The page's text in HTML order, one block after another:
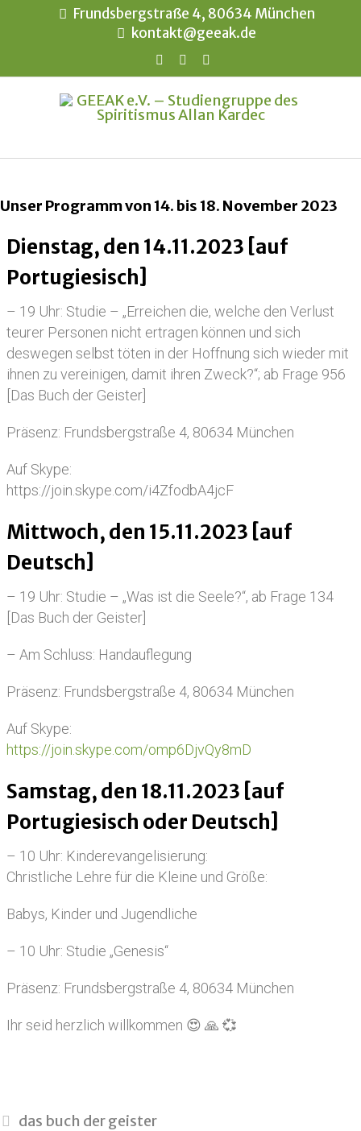
Frundsbergstraße 4, 80634 München
kontakt@geeak.de
Unser Programm von 14. bis 18. November 2023
Dienstag, den 14.11.2023 [auf
Portugiesisch]
– 19 Uhr: Studie – „Erreichen die, welche den Verlust
teurer Personen nicht ertragen können und sich
deswegen selbst töten in der Hoffnung sich wieder mit
ihnen zu vereinigen, damit ihren Zweck?“; ab Frage 956
[Das Buch der Geister]
Präsenz: Frundsbergstraße 4, 80634 München
Auf Skype:
https://join.skype.com/i4ZfodbA4jcF
Mittwoch, den 15.11.2023 [auf
Deutsch]
– 19 Uhr: Studie – „Was ist die Seele?“, ab Frage 134
[Das Buch der Geister]
– Am Schluss: Handauflegung
Präsenz: Frundsbergstraße 4, 80634 München
Auf Skype:
https://join.skype.com/omp6DjvQy8mD
Samstag, den 18.11.2023 [auf
Portugiesisch oder Deutsch]
– 10 Uhr: Kinderevangelisierung:
Christliche Lehre für die Kleine und Größe:
Babys, Kinder und Jugendliche
– 10 Uhr: Studie „Genesis“
Präsenz: Frundsbergstraße 4, 80634 München
Ihr seid herzlich willkommen 😍 🙏 💞
das buch der geister